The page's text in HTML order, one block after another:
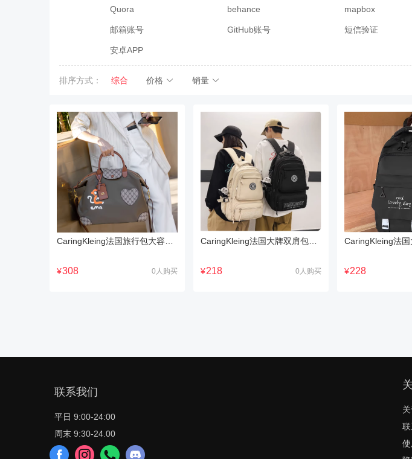
Quora behance mapbox
邮箱账号 GitHub账号 短信验证
安卓APP
排序方式： 综合 价格 销量
¥308 0人购买 ¥218 0人购买 ¥228
联系我们
平日 9:00-24:00
周末 9:30-24.00